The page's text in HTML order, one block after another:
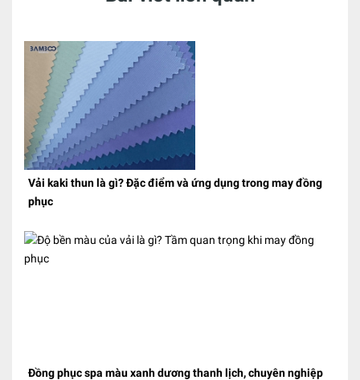
Vải kaki thun là gì? Đặc điểm và ứng dụng trong may đồng
phục
Đồng phục spa màu xanh dương thanh lịch, chuyên nghiệp